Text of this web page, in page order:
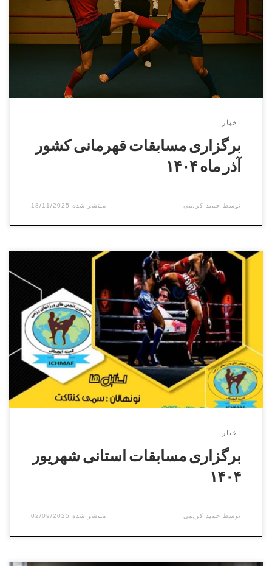
در سالن نیکو ماهدشت در تمامی رده های سنی آقایان و بانوان
برگزار میگردد. بانوان آقایان زمان ثبت نام و وزن کشی ۲۰ آذر از
ساعت ۱۶ الی ۲۱زمان مسابقات ۲۱ آذر ساعت ۸ صبح خوابگاه
۲۰ آذر هزینه خوابگاه بر عهده […]
اخبار
برگزاری مسابقات قهرمانی کشور
آذر ماه ۱۴۰۴
توسط حمید کریمی 18/11/2025
مسابقات استانی کمیته ایچماف در تاریخ ۲۷ و ۲۸ شهریور ۱۴۰۴
در سالن انجمن های ورزشهای رزمی شهرستان فردیس در تمامی
رده های سنی آقایان و بانوان برگزار میگردد. آقایان بانوان زمان
ثبت نام و وزن کشی ۲۷ شهریور از ساعت ۱۶ الی ۲۱زمان
مسابقات ۲۸ شهریور ساعت ۸ صبح خوابگاه ۲۸ […]
اخبار
برگزاری مسابقات استانی شهریور
۱۴۰۴
توسط حمید کریمی 02/09/2025